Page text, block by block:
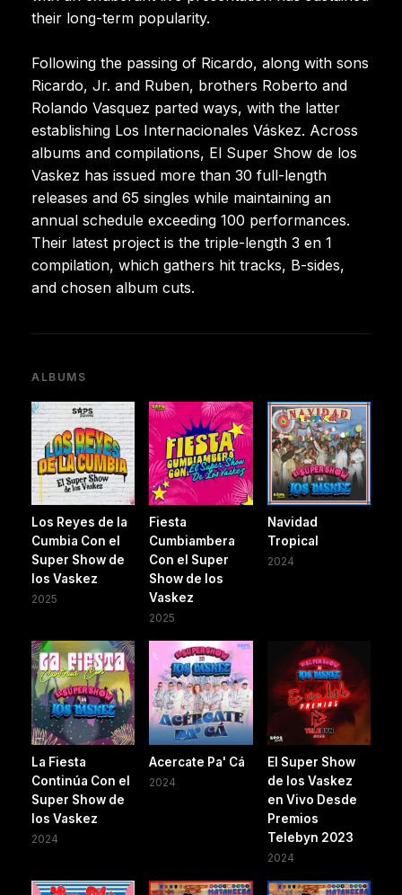
their long-term popularity.
Following the passing of Ricardo, along with sons
Ricardo, Jr. and Ruben, brothers Roberto and
Rolando Vasquez parted ways, with the latter
establishing Los Internacionales Váskez. Across
albums and compilations, El Super Show de los
Vaskez has issued more than 30 full-length
releases and 65 singles while maintaining an
annual schedule exceeding 100 performances.
Their latest project is the triple-length 3 en 1
compilation, which gathers hit tracks, B-sides,
and chosen album cuts.
ALBUMS
Los Reyes de la
Cumbia Con el
Super Show de
los Vaskez
2025
Fiesta
Cumbiambera
Con el Super
Show de los
Vaskez
2025
Navidad
Tropical
2024
La Fiesta
Continúa Con el
Super Show de
los Vaskez
2024
Acercate Pa' Cá
2024
El Super Show
de los Vaskez
en Vivo Desde
Premios
Telebyn 2023
2024